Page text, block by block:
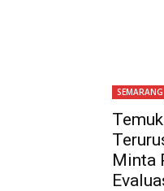
SEMARANG
Minta